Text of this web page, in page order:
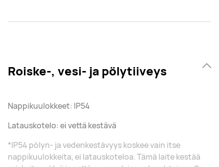
Roiske-, vesi- ja pölytiiveys
Nappikuulokkeet: IP54
Latauskotelo: ei vettä kestävä
*IP54 pölyn- ja vedenkestävyys koskee vain itse
nappikuulokkeita, ei latauskoteloa. Tämä laite kestää